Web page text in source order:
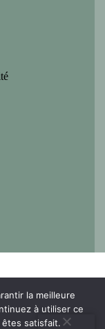
la meilleure
à utiliser ce
satisfait.